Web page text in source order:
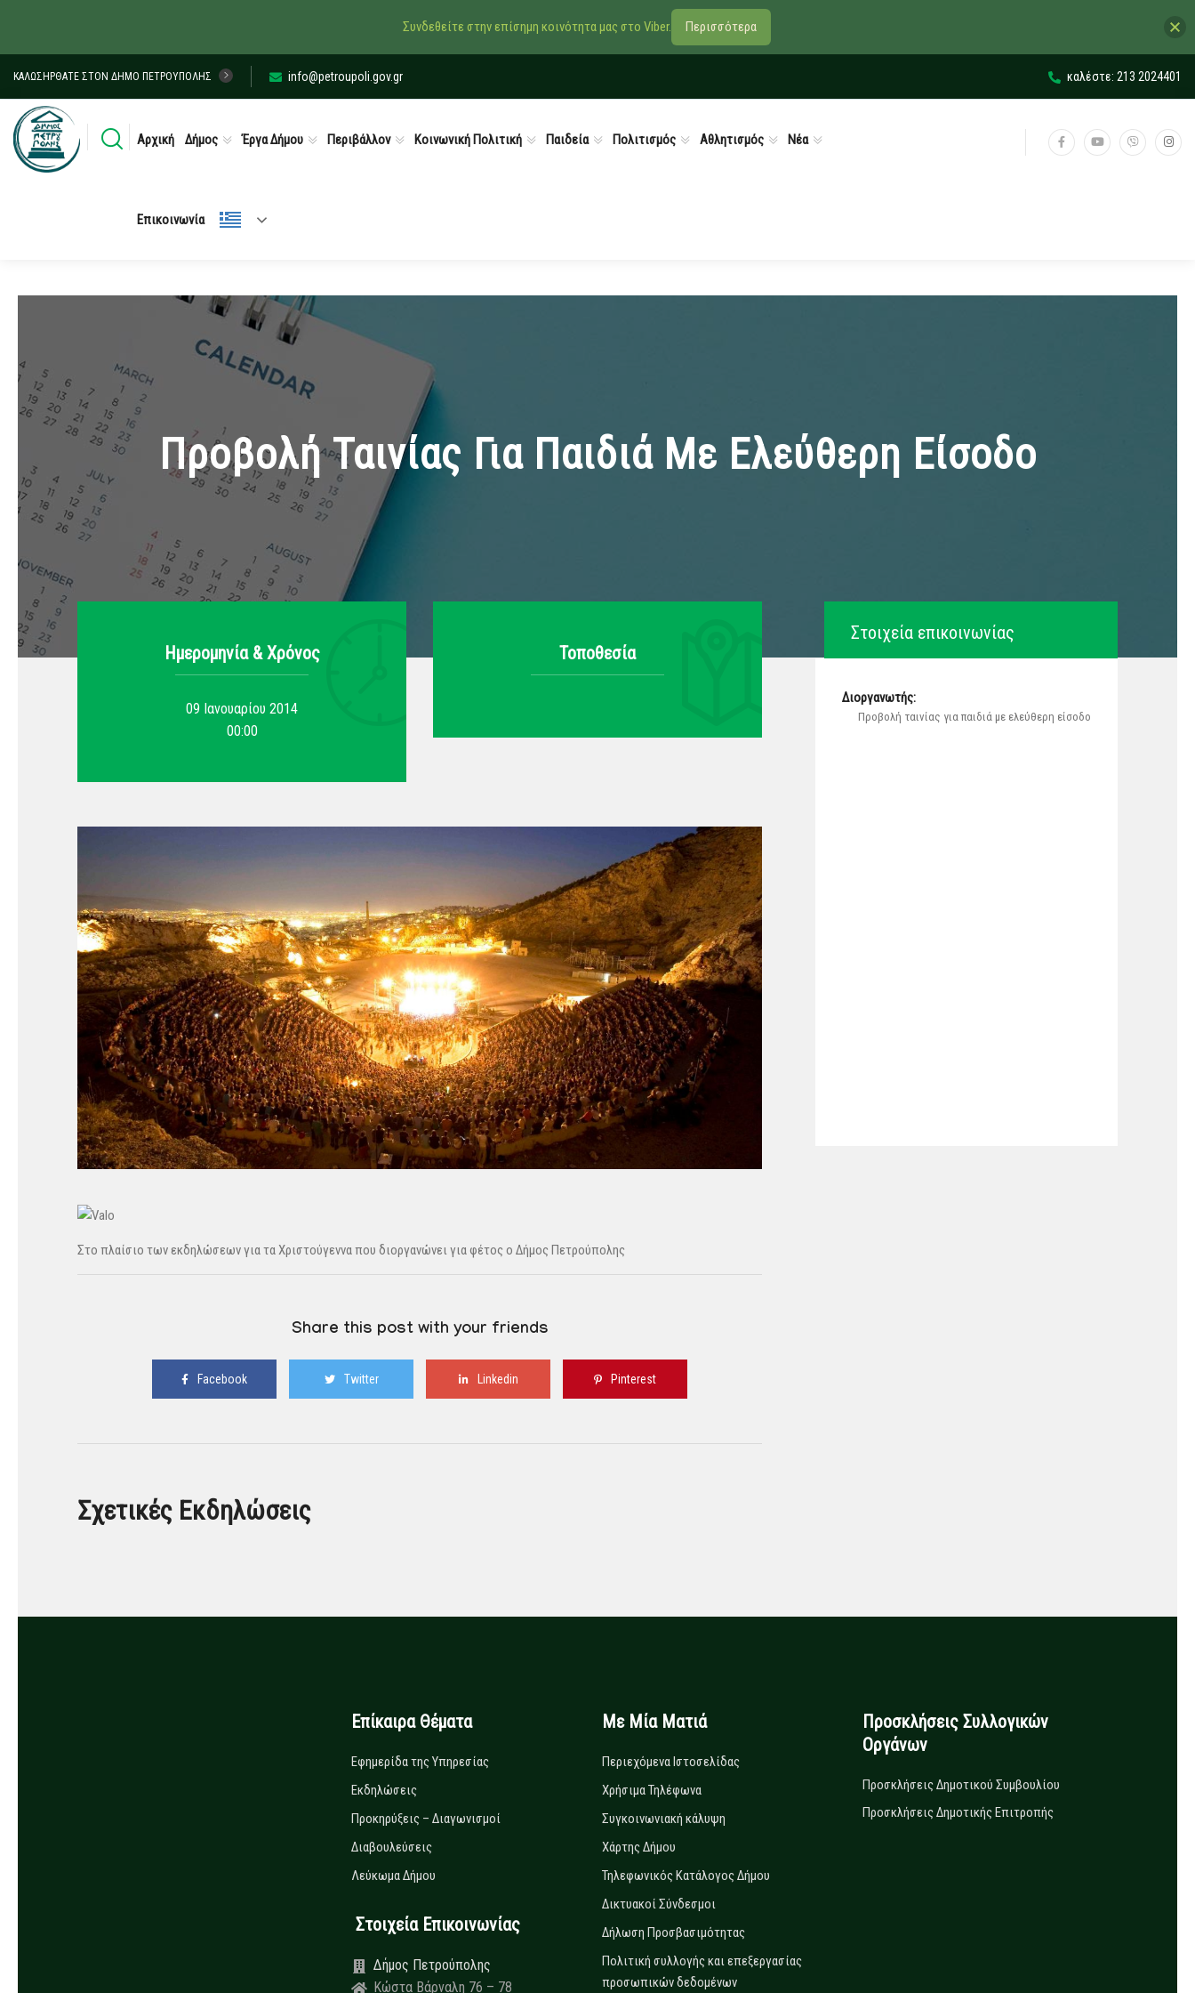
ΚΑΛΩΣΉΡΘΑΤΕ ΣΤΟΝ ΔΉΜΟ ΠΕΤΡΟΎΠΟΛΗΣ info@petroupoli.gov.gr καλέστε: 213 2024401
Αρχική Δήμος Έργα Δήμου Περιβάλλον Κοινωνική Πολιτική Παιδεία Πολιτισμός Αθλητισμός Νέα
Επικοινωνία
Προβολή Ταινίας Για Παιδιά Με Ελεύθερη Είσοδο
Ημερομηνία & Xρόνος
09 Ιανουαρίου 2014
00:00
Τοποθεσία
Στο πλαίσιο των εκδηλώσεων για τα Χριστούγεννα που διοργανώνει για φέτος ο Δήμος Πετρούπολης
Share this post with your friends
Facebook Twitter Linkedin Pinterest
Σχετικές Εκδηλώσεις
Στοιχεία επικοινωνίας
Διοργανωτής:
Προβολή ταινίας για παιδιά με ελεύθερη είσοδο
Επίκαιρα Θέματα
Εφημερίδα της Υπηρεσίας
Εκδηλώσεις
Προκηρύξεις – Διαγωνισμοί
Διαβουλεύσεις
Λεύκωμα Δήμου
Στοιχεία Επικοινωνίας
Δήμος Πετρούπολης
Κώστα Βάρναλη 76 – 78
Με Μία Ματιά
Περιεχόμενα Ιστοσελίδας
Χρήσιμα Τηλέφωνα
Συγκοινωνιακή κάλυψη
Χάρτης Δήμου
Τηλεφωνικός Κατάλογος Δήμου
Δικτυακοί Σύνδεσμοι
Δήλωση Προσβασιμότητας
Πολιτική συλλογής και επεξεργασίας
προσωπικών δεδομένων
Προσκλήσεις Συλλογικών
Οργάνων
Προσκλήσεις Δημοτικού Συμβουλίου
Προσκλήσεις Δημοτικής Επιτροπής
Συνδεθείτε στην επίσημη κοινότητα μας στο Viber. Περισσότερα